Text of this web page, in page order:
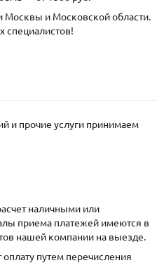
Москвы и Московской области.
специалистов!
и прочие услуги принимаем
наличными или
приема платежей имеются в
нашей компании на выезде.
путем перечисления